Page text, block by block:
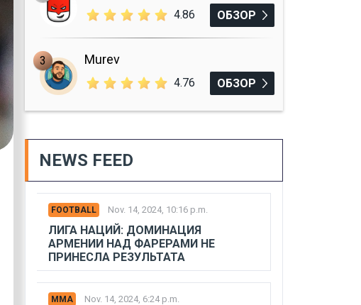
4.86 ОБЗОР
3 Murev
4.76 ОБЗОР
NEWS FEED
FOOTBALL Nov. 14, 2024, 10:16 p.m.
ЛИГА НАЦИЙ: ДОМИНАЦИЯ
АРМЕНИИ НАД ФАРЕРАМИ НЕ
ПРИНЕСЛА РЕЗУЛЬТАТА
MMA Nov. 14, 2024, 6:24 p.m.